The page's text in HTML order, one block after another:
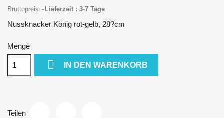
Bruttopreis Lieferzeit : 3-7 Tage
Nussknacker König rot-gelb, 28?cm
Menge
 IN DEN WARENKORB
Teilen